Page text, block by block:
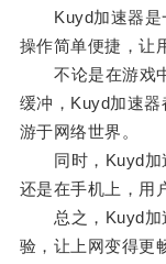
Kuyd加速器是
操作简单便捷，让
不论是在游戏中
缓冲，Kuyd加速
游于网络世界。
同时，Kuyd加速
还是在手机上，用
总之，Kuyd加
验，让上网变得更